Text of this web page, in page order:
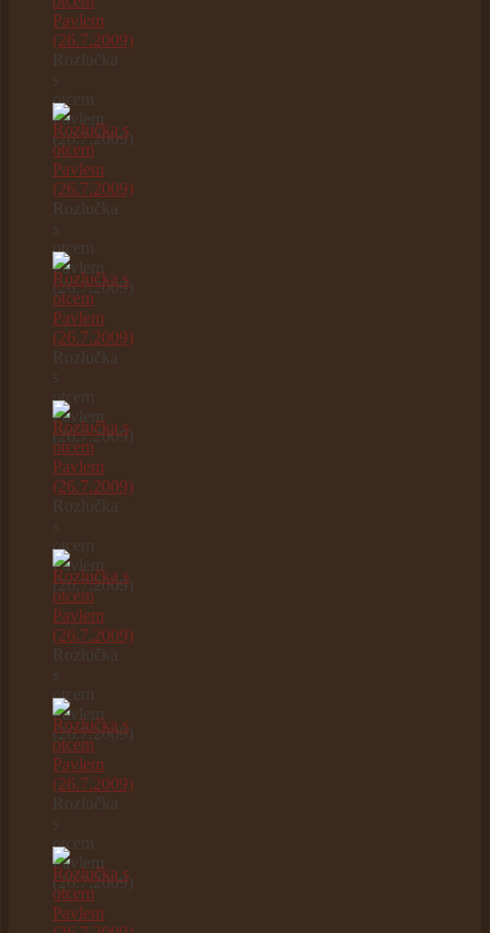
Rozlučka
s
otcem
Pavlem
(26.7.2009)
Rozlučka
s
otcem
Pavlem
(26.7.2009)
Rozlučka
s
otcem
Pavlem
(26.7.2009)
Rozlučka
s
otcem
Pavlem
(26.7.2009)
Rozlučka
s
otcem
Pavlem
(26.7.2009)
Rozlučka
s
otcem
Pavlem
(26.7.2009)